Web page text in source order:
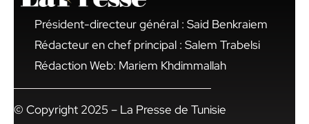
Président-directeur général : Said Benkraiem
Rédacteur en chef principal : Salem Trabelsi
Rédaction Web: Mariem Khdimmallah
© Copyright 2025 – La Presse de Tunisie